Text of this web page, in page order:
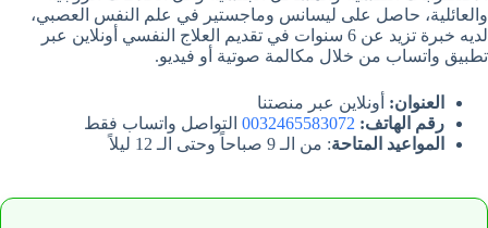
والعائلية، حاصل على ليسانس وماجستير في علم النفس العصبي،
لديه خبرة تزيد عن 6 سنوات في تقديم العلاج النفسي أونلاين عبر
تطبيق واتساب من خلال مكالمة صوتية أو فيديو.
العنوان: أونلاين عبر منصتنا
رقم الهاتف:
التواصل واتساب فقط
المواعيد المتاحة: من الـ 9 صباحاً وحتى الـ 12 ليلاً